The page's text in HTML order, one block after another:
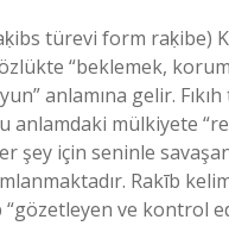
“beklemek,
anlamına gelir.
anlamdaki mülkiyete
şey için seninle
Rakīb
ve kontrol